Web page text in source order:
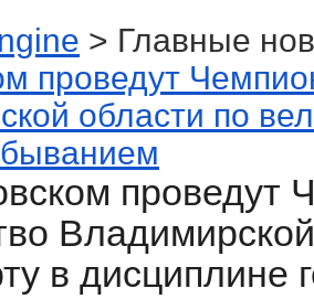
> Главные
проведут
области по
проведут
в дисциплине